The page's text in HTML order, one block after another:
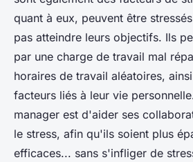
quant à eux, peuvent être
pas atteindre leurs objectifs. Ils
par une charge de travail mal
horaires de travail aléatoires,
facteurs liés à leur vie
manager est d'aider ses
le stress, afin qu'ils soient plus
efficaces... sans s'infliger de